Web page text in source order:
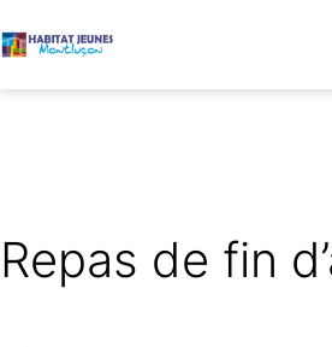
au
Repas de fin